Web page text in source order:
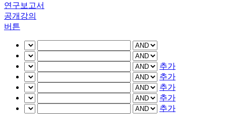
연구보고서
공개강의
버튼
추가
추가
추가
추가
추가